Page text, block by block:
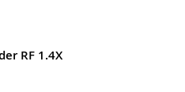
RF 1.4X